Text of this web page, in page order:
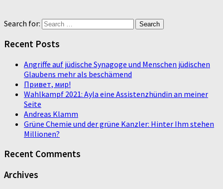
Search for:
Recent Posts
Angriffe auf jüdische Synagoge und Menschen jüdischen
Glaubens mehr als beschämend
Привет, мир!
Wahlkampf 2021: Ayla eine Assistenzhündin an meiner
Seite
Andreas Klamm
Grüne Chemie und der grüne Kanzler: Hinter Ihm stehen
Millionen?
Recent Comments
Archives